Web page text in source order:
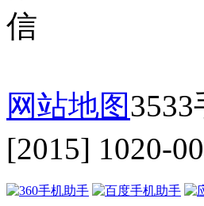
网站地图
[2015] 1020-